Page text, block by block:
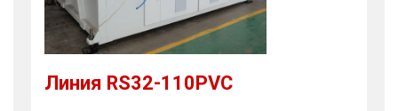
Линия RS32-110PVC